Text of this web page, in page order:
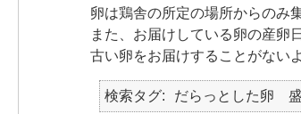
卵は鶏舎の所定の場所からのみ
また、お届けしている卵の産卵
古い卵をお届けすることがない
検索タグ だらっとした卵